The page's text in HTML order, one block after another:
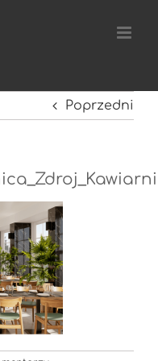
Poprzedni